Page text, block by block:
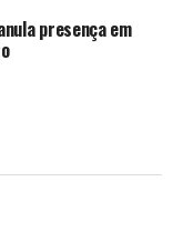
presença em